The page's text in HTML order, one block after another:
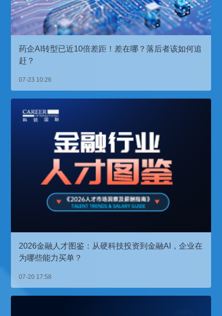
药企AI转型已近10倍差距！差在哪？落后者该如何追
赶？
07-23 10:26
2026金融人才图鉴：从硬科技投资到金融AI，企业在
为哪些能力买单？
07-20 17:58